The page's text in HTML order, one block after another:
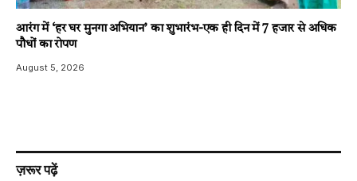
आरंग में ‘हर घर मुनगा अभियान’ का शुभारंभ-एक ही दिन में 7 हजार से अधिक
पौधों का रोपण
August 5, 2026
ज़रूर पढ़ें